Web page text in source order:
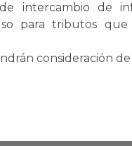
intercambio de
para tributos
consideración